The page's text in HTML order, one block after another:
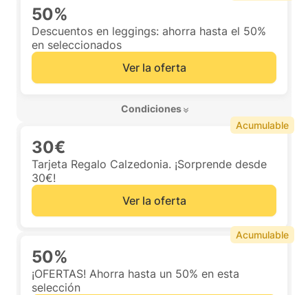
50%
Descuentos en leggings: ahorra hasta el 50%
en seleccionados
Ver la oferta
Condiciones
30€
Tarjeta Regalo Calzedonia. ¡Sorprende desde
30€!
Ver la oferta
Acumulable
50%
¡OFERTAS! Ahorra hasta un 50% en esta
selección
Acumulable